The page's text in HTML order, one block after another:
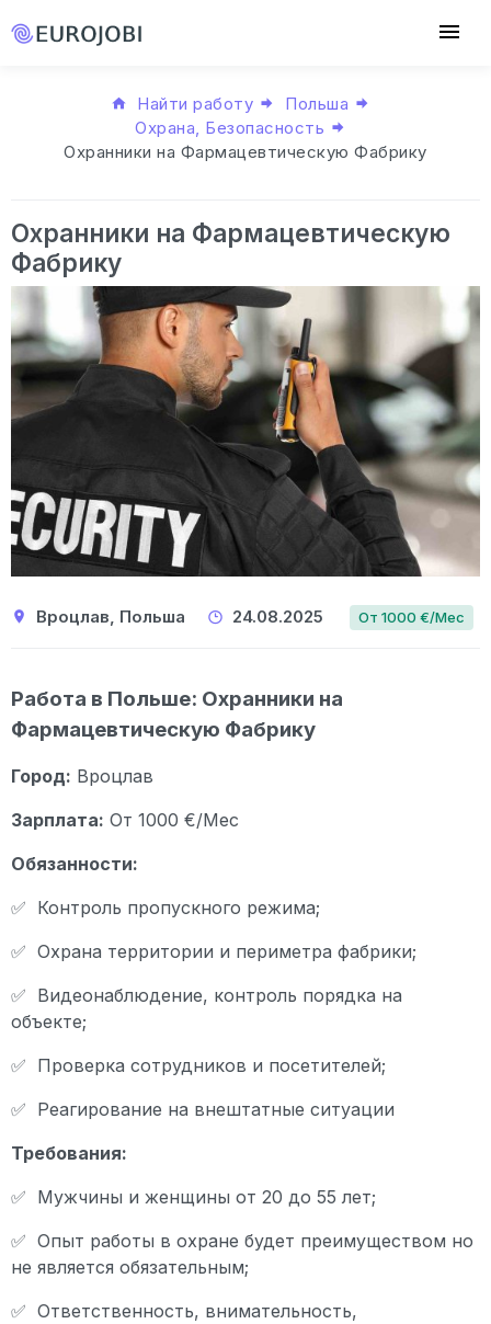
Найти работу
Польша
Охрана, Безопасность
Охранники на Фармацевтическую Фабрику
Охранники на Фармацевтическую
Фабрику
Вроцлав, Польша 24.08.2025 От 1000 €/Мес
Работа в Польше: Охранники на
Фармацевтическую Фабрику
Город: Вроцлав
Зарплата: От 1000 €/Мес
Обязанности:
✅ Контроль пропускного режима;
✅ Охрана территории и периметра фабрики;
✅ Видеонаблюдение, контроль порядка на
объекте;
✅ Проверка сотрудников и посетителей;
✅ Реагирование на внештатные ситуации
Требования:
✅ Мужчины и женщины от 20 до 55 лет;
✅ Опыт работы в охране будет преимуществом но
не является обязательным;
✅ Ответственность, внимательность,